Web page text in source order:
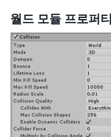
월드 모듈 프로퍼티